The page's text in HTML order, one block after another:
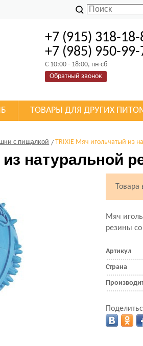
+7 (915) 318-18-
+7 (985) 950-99-
C 10:00 - 18:00, пн-сб
Обратный звонок
ТОВАРЫ ДЛЯ ДРУГИХ
с пищалкой TRIXIE Мяч игольчатый из
натуральной
Мяч
резины
Артикул
Страна